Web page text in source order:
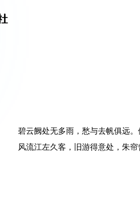
碧云阙处无多雨，愁与去帆俱远
风流江左久客，旧游得意处，朱